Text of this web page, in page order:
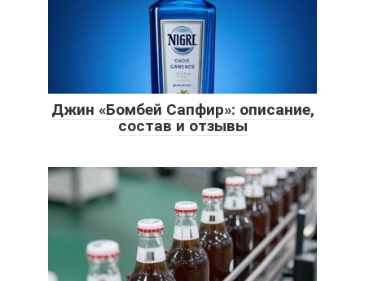
Джин «Бомбей Сапфир»: описание,
состав и отзывы